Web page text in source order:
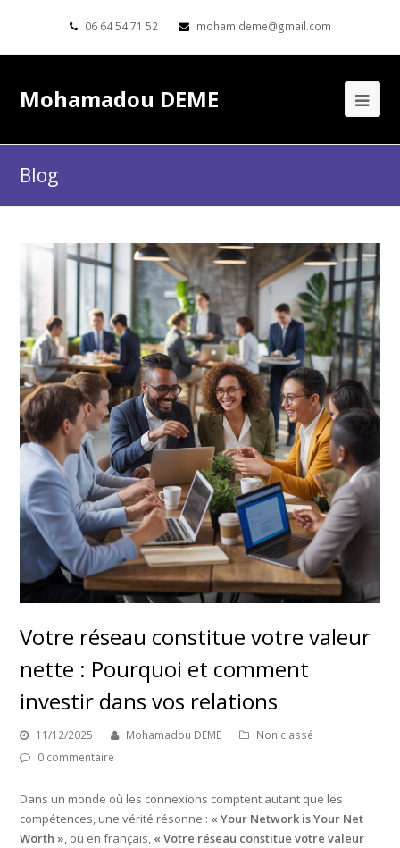
06 64 54 71 52 moham.deme@gmail.com
Mohamadou DEME
Blog
Votre réseau constitue votre valeur
nette : Pourquoi et comment
investir dans vos relations
11/12/2025 Mohamadou DEME
Non classé
0 commentaire
Dans un monde où les connexions comptent autant que les
compétences, une vérité résonne : « Your Network is Your Net
Worth », ou en français, « Votre réseau constitue votre valeur